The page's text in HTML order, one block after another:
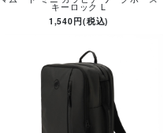
キーロック L
1,540円(税込)